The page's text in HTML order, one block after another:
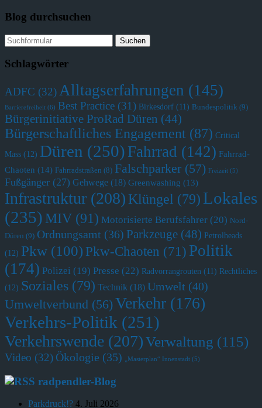
Blog durchsuchen
Schlagwörter
ADFC (32)Alltagserfahrungen (145)
Barrierefreiheit (6) Best Practice (31) Birkesdorf (11) Bundespolitik (9)
Bürgerinitiative ProRad Düren (44)
Bürgerschaftliches Engagement (87) Critical
Mass (12) Düren (250) Fahrrad (142) Fahrrad-
Chaoten (14) Fahrradstraßen (8) Falschparker (57) Freizeit (5)
Fußgänger (27) Gehwege (18) Greenwashing (13)
Infrastruktur (208) Klüngel (79) Lokales
(235) MIV (91) Motorisierte Berufsfahrer (20) Nord-
Düren (9) Ordnungsamt (36) Parkzeuge (48) Petrolheads
(12) Pkw (100) Pkw-Chaoten (71) Politik
(174) Polizei (19) Presse (22) Radvorrangrouten (11) Rechtliches
(12) Soziales (79) Technik (18) Umwelt (40)
Umweltverbund (56)Verkehr (176)
Verkehrs-Politik (251)
Verkehrswende (207)Verwaltung (115)
Video (32) Ökologie (35) „Masterplan“ Innenstadt (5)
radpendler-Blog
Parkdruck!? 4. Juli 2026